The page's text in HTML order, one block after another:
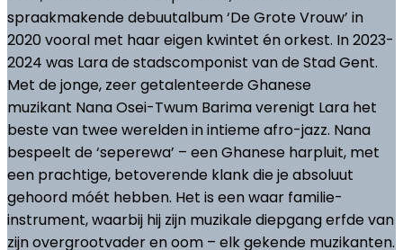
spraakmakende debuutalbum ‘De Grote Vrouw’ in
2020 vooral met haar eigen kwintet én orkest. In 2023-
2024 was Lara de stadscomponist van de Stad Gent.
Met de jonge, zeer getalenteerde Ghanese
muzikant Nana Osei-Twum Barima verenigt Lara het
beste van twee werelden in intieme afro-jazz. Nana
bespeelt de ‘seperewa’ – een Ghanese harpluit, met
een prachtige, betoverende klank die je absoluut
gehoord móét hebben. Het is een waar familie-
instrument, waarbij hij zijn muzikale diepgang erfde van
zijn overgrootvader en oom – elk gekende muzikanten.